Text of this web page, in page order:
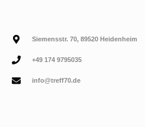
Siemensstr. 70, 89520 Heidenheim
+49 174 9795035
info@treff70.de